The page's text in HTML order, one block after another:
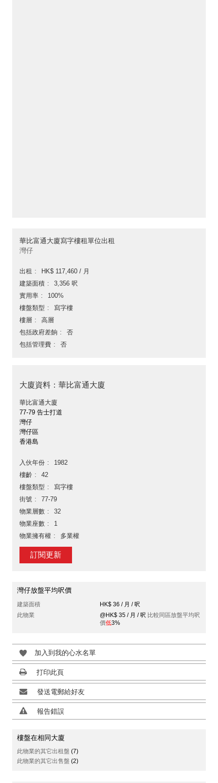
華比富通大廈寫字樓租單位出租
灣仔
出租
HK$ 117,460 / 月
建築面積
3,356 呎
實用率
100%
樓盤類型
寫字樓
樓層
高層
包括政府差餉
否
包括管理費
否
大廈資料：華比富通大廈
華比富通大廈
77-79 告士打道
灣仔
灣仔區
香港島
入伙年份
1982
樓齡
42
樓盤類型
寫字樓
街號
77-79
物業層數
32
物業座數
1
物業擁有權
多業權
訂閱更新
灣仔放盤平均呎價
建築面積
HK$ 36 / 月 / 呎
此物業
@HK$ 35 / 月 / 呎 比較同區放盤平均呎
價低3%
加入到我的心水名單
打印此頁
發送電郵給好友
報告錯誤
樓盤在相同大廈
此物業的其它出租盤 (7)
此物業的其它出售盤 (2)